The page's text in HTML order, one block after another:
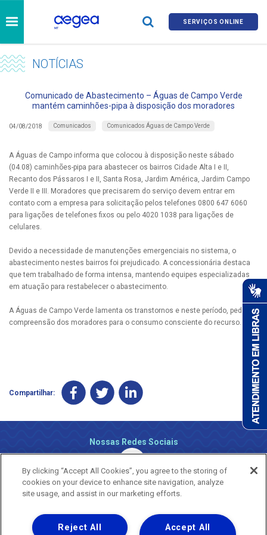
SERVIÇOS ONLINE
NOTÍCIAS
Comunicado de Abastecimento – Águas de Campo Verde
mantém caminhões-pipa à disposição dos moradores
04/08/2018 Comunicados Comunicados Águas de Campo Verde
A Águas de Campo informa que colocou à disposição neste sábado
(04.08) caminhões-pipa para abastecer os bairros Cidade Alta I e II,
Recanto dos Pássaros I e II, Santa Rosa, Jardim América, Jardim Campo
Verde II e III. Moradores que precisarem do serviço devem entrar em
contato com a empresa para solicitação pelos telefones 0800 647 6060
para ligações de telefones fixos ou pelo 4020 1038 para ligações de
celulares.
Devido a necessidade de manutenções emergenciais no sistema, o
abastecimento nestes bairros foi prejudicado. A concessionária destaca
que tem trabalhado de forma intensa, mantendo equipes especializadas
em atuação para restabelecer o abastecimento.
A Águas de Campo Verde lamenta os transtornos e neste período, pede a
compreensão dos moradores para o consumo consciente do recurso.
Compartilhar:
Nossas Redes Sociais
Uma empresa
By clicking “Accept All Cookies”, you agree to the storing of
cookies on your device to enhance site navigation, analyze
site usage, and assist in our marketing efforts.
Accept All
Reject All